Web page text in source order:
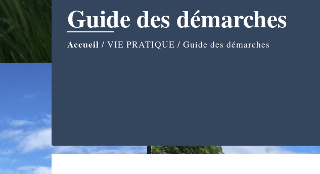
Guide des démarches
Accueil / VIE PRATIQUE / Guide des démarches